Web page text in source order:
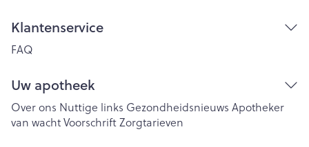
Klantenservice
FAQ
Uw apotheek
Over ons Nuttige links Gezondheidsnieuws Apotheker
van wachtVoorschriftZorgtarieven